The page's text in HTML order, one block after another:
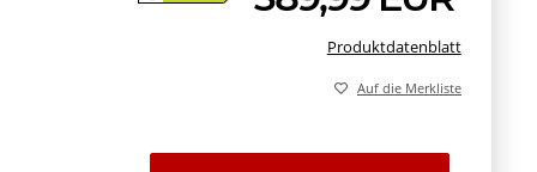
Produktdatenblatt
Auf die Merkliste